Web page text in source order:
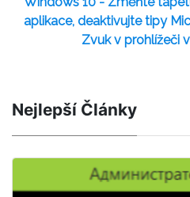
aplikace, deaktivujte tipy
Zvuk v prohlížeči
Nejlepší Články